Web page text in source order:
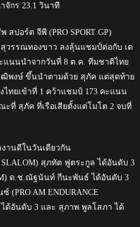
จักร 23.1 วินาที
สปอร์ต จีพี (PRO SPORT GP)
วรรณทองขาว ลงลุ้นแชมป์ต่อกับ เด
แนนนำจากวันที่ 8 ต.ค. ทีมชาติไทย
พงษ์ ขึ้นนำตามด้วย สุภัค แต่สุดท้าย
ทยเข้าที่ 1 คว้าแชมป์ 173 คะแนน
ที่ สุภัค ที่เรือเสียตั้งแต่โมโต 2 จบที่
านดีในวันเดียวกัน
SLALOM) สุภทัต ฟูตระกูล ได้อันดับ 3
ด.ช.ณัฐนันท์ กีนะพันธ์ ได้อันดับ 3
(PRO AM ENDURANCE
ด้อันดับ 3 และ สุภาพ พูลโสภา ได้